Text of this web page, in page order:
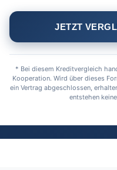
JETZT
* Bei diesem Kreditvergleich
Kooperation. Wird über dieses
ein Vertrag abgeschlossen,
entstehen